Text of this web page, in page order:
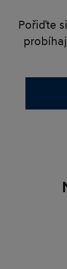
Pořiďte